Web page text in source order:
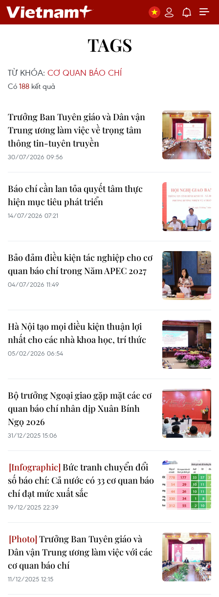
TAGS
TỪ KHÓA: CƠ QUAN BÁO CHÍ
Có 188 kết quả
Trưởng Ban Tuyên giáo và Dân vận
Trung ương làm việc về trọng tâm
thông tin-tuyên truyền
30/07/2026 09:56
Báo chí cần lan tỏa quyết tâm thực
hiện mục tiêu phát triển
14/07/2026 07:21
Bảo đảm điều kiện tác nghiệp cho cơ
quan báo chí trong Năm APEC 2027
04/07/2026 11:49
Hà Nội tạo mọi điều kiện thuận lợi
nhất cho các nhà khoa học, trí thức
05/02/2026 06:54
Bộ trưởng Ngoại giao gặp mặt các cơ
quan báo chí nhân dịp Xuân Bính
Ngọ 2026
31/12/2025 15:06
Bức tranh chuyển đổi
số báo chí: Cả nước có 33 cơ quan báo
chí đạt mức xuất sắc
19/12/2025 22:39
Trưởng Ban Tuyên giáo và
Dân vận Trung ương làm việc với các
cơ quan báo chí
11/12/2025 12:15